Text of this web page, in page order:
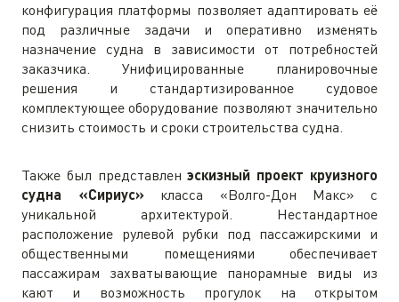
конфигурация платформы позволяет адаптировать её
под различные задачи и оперативно изменять
назначение судна в зависимости от потребностей
заказчика. Унифицированные планировочные
решения и стандартизированное судовое
комплектующее оборудование позволяют значительно
снизить стоимость и сроки строительства судна.
Также был представленэскизный проект круизного
судна «Сириус»класса «Волго-Дон Макс» с
уникальной архитектурой. Нестандартное
расположение рулевой рубки под пассажирскими и
общественными помещениями обеспечивает
пассажирам захватывающие панорамные виды из
кают и возможность прогулок на открытом